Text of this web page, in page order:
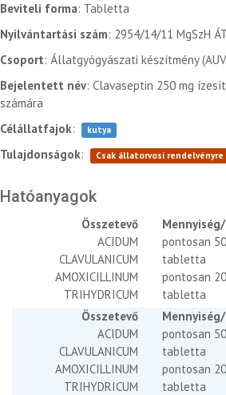
Beviteli forma: Tabletta
Nyilvántartási szám: 2954/14/11 MgSzH
Csoport: Állatgyógyászati készítmény
Bejelentett név: Clavaseptin 250 mg
számára
Célállatfajok: kutya
Tulajdonságok: Csak állatorvosi
Hatóanyagok
Összetevő
ACIDUM
CLAVULANICUM
pontosan
tabletta
AMOXICILLINUM
TRIHYDRICUM
pontosan
tabletta
Összetevő
ACIDUM
CLAVULANICUM
pontosan
tabletta
AMOXICILLINUM
TRIHYDRICUM
pontosan
tabletta